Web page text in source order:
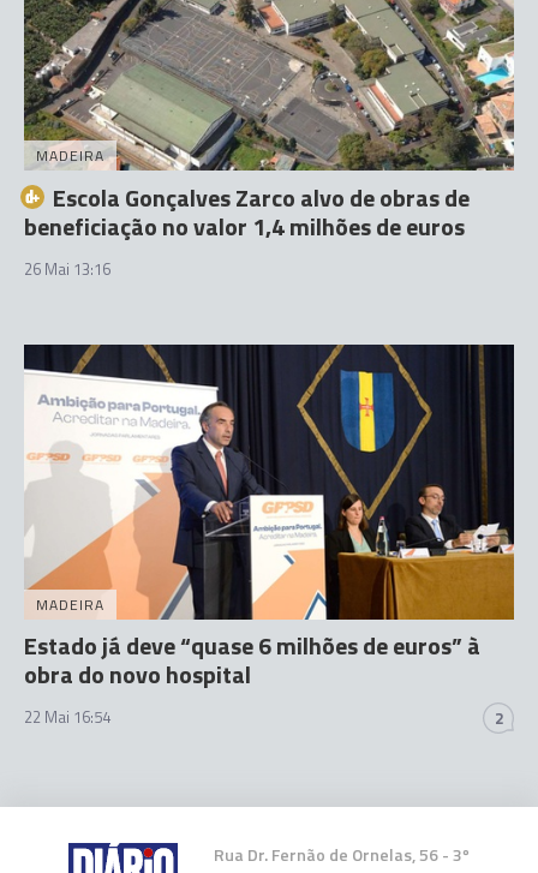
MADEIRA
Escola Gonçalves Zarco alvo de obras de
beneficiação no valor 1,4 milhões de euros
26 Mai 13:16
MADEIRA
Estado já deve “quase 6 milhões de euros” à
obra do novo hospital
22 Mai 16:54 2
Rua Dr. Fernão de Ornelas, 56 - 3º